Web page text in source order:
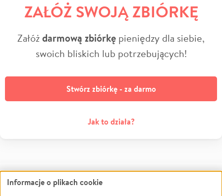
ZAŁÓŻ SWOJĄ ZBIÓRKĘ
Załóżdarmową zbiórkę pieniędzy dla siebie,
swoich bliskich lub potrzebujących!
Stwórz zbiórkę - za darmo
Jak to działa?
Informacje o plikach cookie